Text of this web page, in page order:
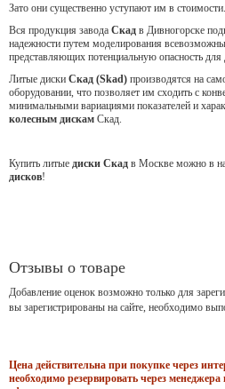
Зато они существенно уступают им в стоимости.
Вся продукция завода Скад в Дивногорске
надежности путем моделирования
представляющих потенциальную опасность для
Литые диски Скад (Skad) производятся на
оборудовании, что позволяет им сходить с
минимальными вариациями показателей и
колесным дискам Скад.
Купить литые диски Скад в Москве можно в
дисков!
Отзывы о товаре
Добавление оценок возможно только для
вы зарегистрированы на сайте, необходимо
Цена действительна при покупке через
необходимо резервировать через